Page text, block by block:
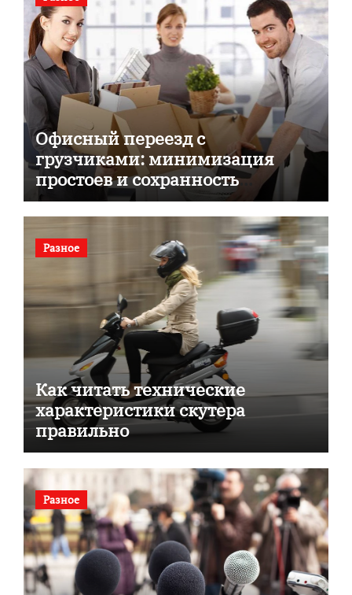
Офисный переезд с
грузчиками: минимизация
простоев и сохранность
документов
Разное
Как читать технические
характеристики скутера
правильно
Разное